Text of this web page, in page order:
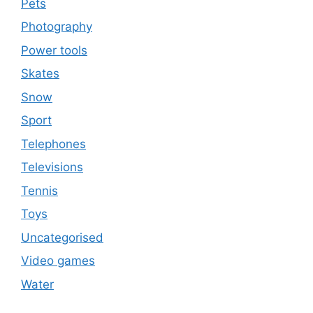
Pets
Photography
Power tools
Skates
Snow
Sport
Telephones
Televisions
Tennis
Toys
Uncategorised
Video games
Water